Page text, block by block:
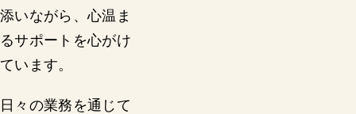
添いながら、心温ま
るサポートを心がけ
ています。
日々の業務を通じて